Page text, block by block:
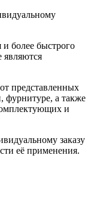
более быстрого
являются
представленных
фурнитуре, а также
и
заказу
её применения.